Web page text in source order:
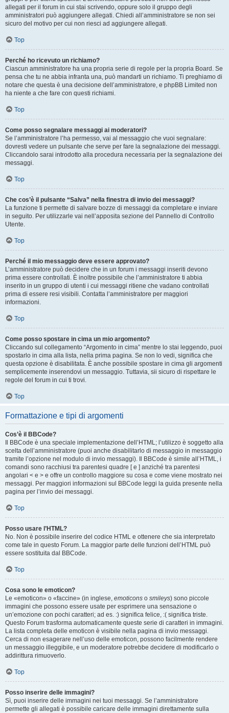
allegati per il forum in cui stai scrivendo, oppure solo il gruppo degli
amministratori può aggiungere allegati. Chiedi all’amministratore se non sei
sicuro del motivo per cui non riesci ad aggiungere allegati.
Top
Perché ho ricevuto un richiamo?
Ciascun amministratore ha una propria serie di regole per la propria Board. Se
pensa che tu ne abbia infranta una, può mandarti un richiamo. Ti preghiamo di
notare che questa è una decisione dell’amministratore, e phpBB Limited non
ha niente a che fare con questi richiami.
Top
Come posso segnalare messaggi ai moderatori?
Se l’amministratore l’ha permesso, vai al messaggio che vuoi segnalare:
dovresti vedere un pulsante che serve per fare la segnalazione dei messaggi.
Cliccandolo sarai introdotto alla procedura necessaria per la segnalazione dei
messaggi.
Top
Che cos’è il pulsante “Salva” nella finestra di invio dei messaggi?
La funzione ti permette di salvare bozze di messaggi da completare e inviare
in seguito. Per utilizzarle vai nell’apposita sezione del Pannello di Controllo
Utente.
Top
Perché il mio messaggio deve essere approvato?
L’amministratore può decidere che in un forum i messaggi inseriti devono
prima essere controllati. È inoltre possibile che l’amministratore ti abbia
inserito in un gruppo di utenti i cui messaggi ritiene che vadano controllati
prima di essere resi visibili. Contatta l’amministratore per maggiori
informazioni.
Top
Come posso spostare in cima un mio argomento?
Cliccando sul collegamento “Argomento in cima” mentre lo stai leggendo, puoi
spostarlo in cima alla lista, nella prima pagina. Se non lo vedi, significa che
questa opzione è disabilitata. È anche possibile spostare in cima gli argomenti
semplicemente inserendovi un messaggio. Tuttavia, sii sicuro di rispettare le
regole del forum in cui ti trovi.
Top
Formattazione e tipi di argomenti
Cos’è il BBCode?
Il BBCode è una speciale implementazione dell’HTML; l’utilizzo è soggetto alla
scelta dell’amministratore (puoi anche disabilitarlo di messaggio in messaggio
tramite l’opzione nel modulo di invio messaggi). Il BBCode è simile all’HTML, i
comandi sono racchiusi tra parentesi quadre [ e ] anziché tra parentesi
angolari < e > e offre un controllo maggiore su cosa e come viene mostrato nei
messaggi. Per maggiori informazioni sul BBCode leggi la guida presente nella
pagina per l’invio dei messaggi.
Top
Posso usare l’HTML?
No. Non è possibile inserire del codice HTML e ottenere che sia interpretato
come tale in questo Forum. La maggior parte delle funzioni dell’HTML può
essere sostituita dal BBCode.
Top
Cosa sono le emoticon?
Le «emoticon» o «faccine» (in inglese, emoticons o smileys) sono piccole
immagini che possono essere usate per esprimere una sensazione o
un’emozione con pochi caratteri; ad es. :) significa felice, :( significa triste.
Questo Forum trasforma automaticamente queste serie di caratteri in immagini.
La lista completa delle emoticon è visibile nella pagina di invio messaggi.
Cerca di non esagerare nell’uso delle emoticon, possono facilmente rendere
un messaggio illeggibile, e un moderatore potrebbe decidere di modificarlo o
addirittura rimuoverlo.
Top
Posso inserire delle immagini?
Sì, puoi inserire delle immagini nei tuoi messaggi. Se l’amministratore
permette gli allegati è possibile caricare delle immagini direttamente sulla